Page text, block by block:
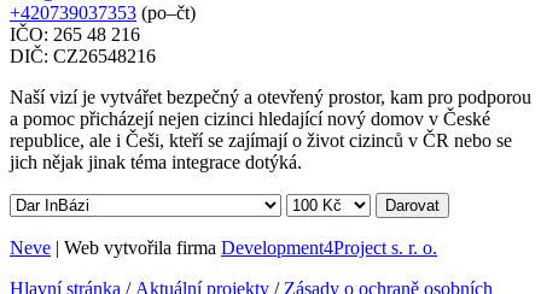
+420739037353 (po–čt)
IČO: 265 48 216
DIČ: CZ26548216
Naší vizí je vytvářet bezpečný a otevřený prostor, kam pro podporou
a pomoc přicházejí nejen cizinci hledající nový domov v České
republice, ale i Češi, kteří se zajímají o život cizinců v ČR nebo se
jich nějak jinak téma integrace dotýká.
Darovat
Neve | Web vytvořila firma Development4Project s. r. o.
Hlavní stránka / Aktuální projekty / Zásady o ochraně osobních